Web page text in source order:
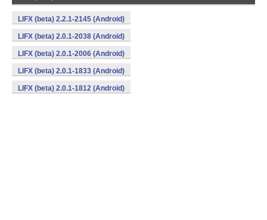
LIFX (beta) 2.2.1-2145 (Android)
LIFX (beta) 2.0.1-2038 (Android)
LIFX (beta) 2.0.1-2006 (Android)
LIFX (beta) 2.0.1-1833 (Android)
LIFX (beta) 2.0.1-1812 (Android)